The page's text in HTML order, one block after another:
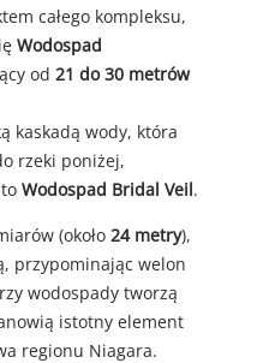
całego kompleksu,
Wodospad
od 21 do 30 metrów
kaskadą wody, która
rzeki poniżej,
Wodospad Bridal Veil.
(około 24 metry),
przypominając welon
wodospady tworzą
istotny element
regionu Niagara.